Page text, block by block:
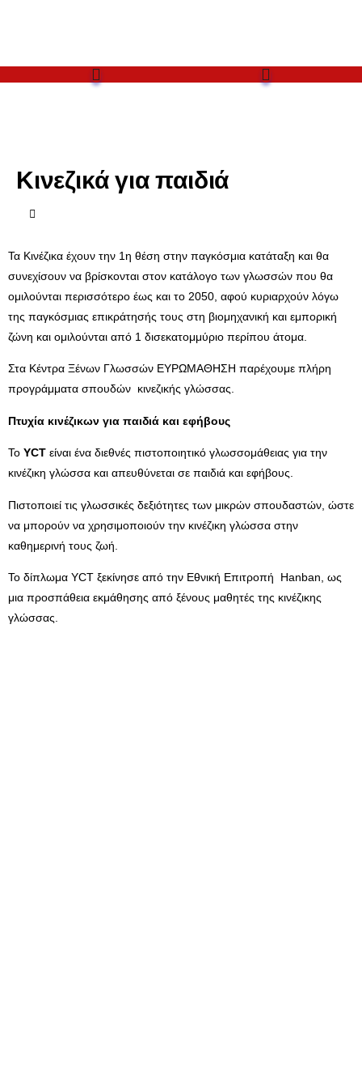
Κινεζικά για παιδιά
Τα Κινέζικα έχουν την 1η θέση στην παγκόσμια κατάταξη και θα
συνεχίσουν να βρίσκονται στον κατάλογο των γλωσσών που θα
ομιλούνται περισσότερο έως και το 2050, αφού κυριαρχούν λόγω
της παγκόσμιας επικράτησής τους στη βιομηχανική και εμπορική
ζώνη και ομιλούνται από 1 δισεκατομμύριο περίπου άτομα.
Στα Κέντρα Ξένων Γλωσσών ΕΥΡΩΜΑΘΗΣΗ παρέχουμε πλήρη
προγράμματα σπουδών κινεζικής γλώσσας.
Πτυχία κινέζικων για παιδιά και εφήβους
Το YCT είναι ένα διεθνές πιστοποιητικό γλωσσομάθειας για την
κινέζικη γλώσσα και απευθύνεται σε παιδιά και εφήβους.
Πιστοποιεί τις γλωσσικές δεξιότητες των μικρών σπουδαστών, ώστε
να μπορούν να χρησιμοποιούν την κινέζικη γλώσσα στην
καθημερινή τους ζωή.
Το δίπλωμα YCT ξεκίνησε από την Εθνική Επιτροπή Hanban, ως
μια προσπάθεια εκμάθησης από ξένους μαθητές της κινέζικης
γλώσσας.